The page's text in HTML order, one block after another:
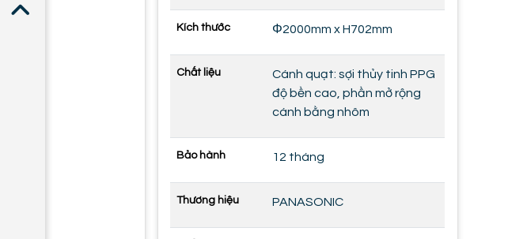
Kích thước Φ2000mm x H702mm
Chất liệu
Cánh quạt: sợi thủy tinh PPG
độ bền cao, phần mở rộng
cánh bằng nhôm
Bảo hành 12 tháng
Thương hiệu PANASONIC